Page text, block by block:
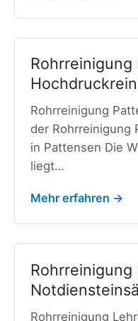
Rohrreinigung
Rohrreinigung
der Rohrreinigung
in Pattensen Die
liegt…
Mehr erfahren →
Rohrreinigung